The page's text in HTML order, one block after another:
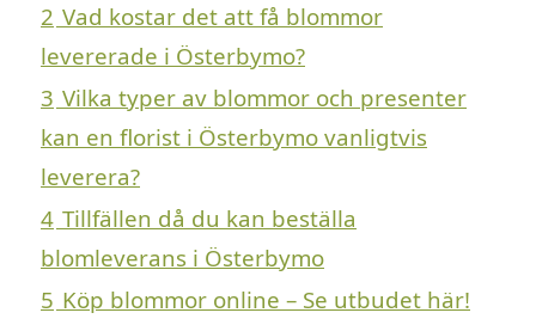
2 Vad kostar det att få blommor
levererade i Österbymo?
3 Vilka typer av blommor och presenter
kan en florist i Österbymo vanligtvis
leverera?
4 Tillfällen då du kan beställa
blomleverans i Österbymo
5 Köp blommor online – Se utbudet här!